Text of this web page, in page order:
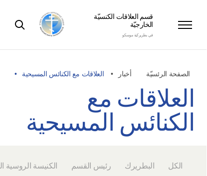
قسم العلاقات الكنسيّة
الخارجيّة
في بطريركية موسكو
الصفحة الرئسيّة أخبار العلاقات مع الكنائس المسيحية
العلاقات مع
الكنائس المسيحية
الكل البطريرك رئيس القسم الكنيسة الروسية